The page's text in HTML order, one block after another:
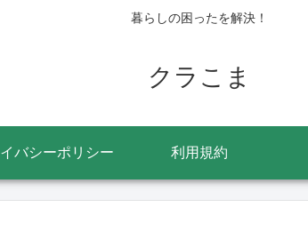
暮らしの困ったを解決！
クラこま
バシーポリシー 利用規約